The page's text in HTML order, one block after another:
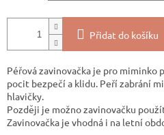
Přidat do košíku
Péřová zavinovačka je pro
pocit bezpečí a klidu. Peří zabrání
hlavičky.
Později je možno zavinovačku
Zavinovačka je vhodná i na letní